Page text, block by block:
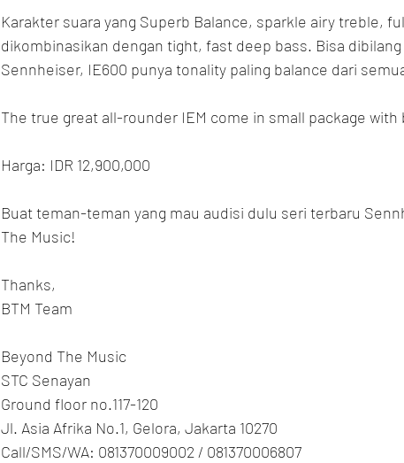
Karakter suara yang Superb Balance, sparkle airy treble,
dikombinasikan dengan tight, fast deep bass. Bisa
Sennheiser, IE600 punya tonality paling balance dari
The true great all-rounder IEM come in small package with
Harga: IDR 12,900,000
Buat teman-teman yang mau audisi dulu seri terbaru
The Music!
Thanks,
BTM Team
Beyond The Music
STC Senayan
Ground floor no.117-120
Jl. Asia Afrika No.1, Gelora, Jakarta 10270
Call/SMS/WA: 081370009002 / 081370006807